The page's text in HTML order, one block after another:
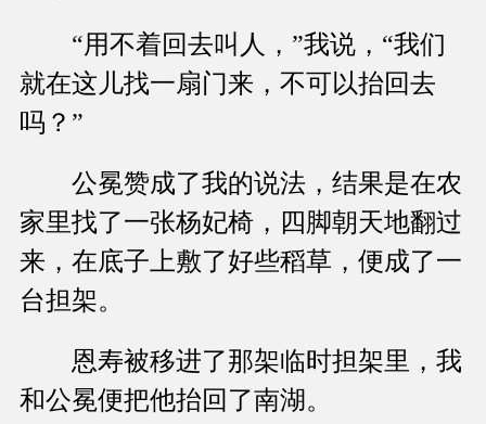
“用不着回去叫人，”我说，“我们
就在这儿找一扇门来，不可以抬回去
吗？”
公冕赞成了我的说法，结果是在农
家里找了一张杨妃椅，四脚朝天地翻过
来，在底子上敷了好些稻草，便成了一
台担架。
恩寿被移进了那架临时担架里，我
和公冕便把他抬回了南湖。